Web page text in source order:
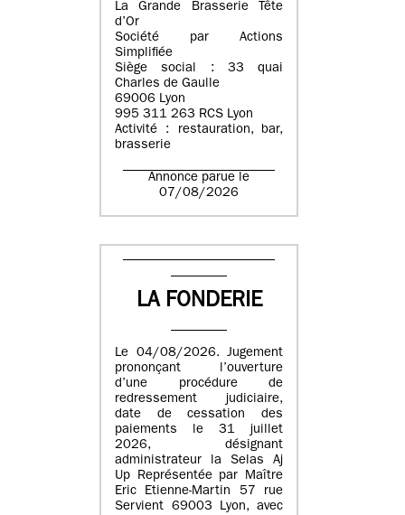
La Grande Brasserie Tête
d’Or
Société par Actions
Simplifiée
Siège social : 33 quai
Charles de Gaulle
69006 Lyon
995 311 263 RCS Lyon
Activité : restauration, bar,
brasserie
Annonce parue le
07/08/2026
LA FONDERIE
Le 04/08/2026. Jugement
prononçant l’ouverture
d’une procédure de
redressement judiciaire,
date de cessation des
paiements le 31 juillet
2026, désignant
administrateur la Selas Aj
Up Représentée par Maître
Eric Etienne-Martin 57 rue
Servient 69003 Lyon, avec